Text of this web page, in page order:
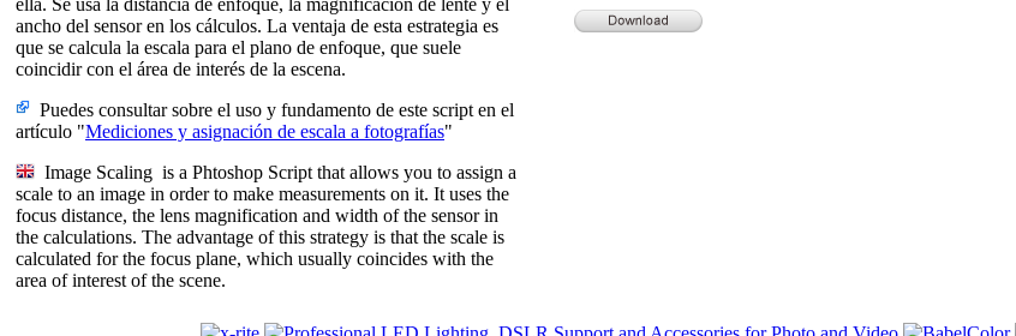
ella. Se usa la distancia de enfoque, la magnificación de lente y el
ancho del sensor en los cálculos. La ventaja de esta estrategia es
que se calcula la escala para el plano de enfoque, que suele
coincidir con el área de interés de la escena.
Puedes consultar sobre el uso y fundamento de este script en el
artículo "Mediciones y asignación de escala a fotografías"
Image Scaling is a Phtoshop Script that allows you to assign a
scale to an image in order to make measurements on it. It uses the
focus distance, the lens magnification and width of the sensor in
the calculations. The advantage of this strategy is that the scale is
calculated for the focus plane, which usually coincides with the
area of interest of the scene.